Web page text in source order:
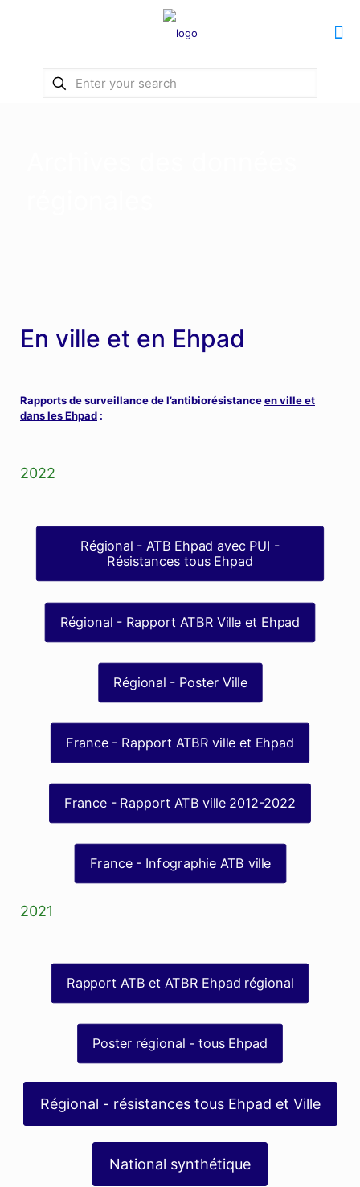
En ville et en Ehpad
Rapports de surveillance de l’antibiorésistanceen ville et
dans les Ehpad :
2022
Régional - ATB Ehpad avec PUI -
Résistances tous Ehpad
Régional - Rapport ATBR Ville et Ehpad
Régional - Poster Ville
France - Rapport ATBR ville et Ehpad
France - Rapport ATB ville 2012-2022
France - Infographie ATB ville
2021
Rapport ATB et ATBR Ehpad régional
Poster régional - tous Ehpad
Régional - résistances tous Ehpad et Ville
National synthétique